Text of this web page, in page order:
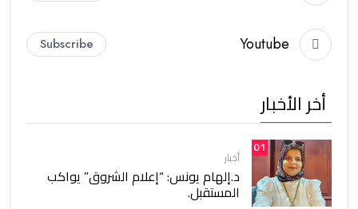
Youtube
Subscribe
أخر الأخبار
01
أخبار
د.إلهام يونس: “إعلام الشروق” يواكب
المستقبل.